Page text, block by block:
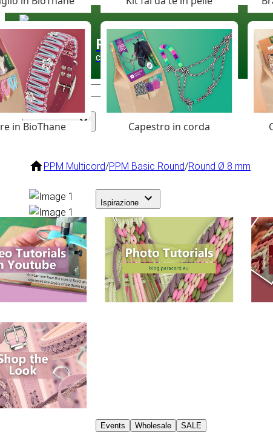
Paracord .eu
Coloured Cord Paradise
Assortimento
in BioThane Capestro in corda
Ispirazione
Events Wholesale SALE
PPM Multicord/PPM Basic Round/Round Ø 8 mm